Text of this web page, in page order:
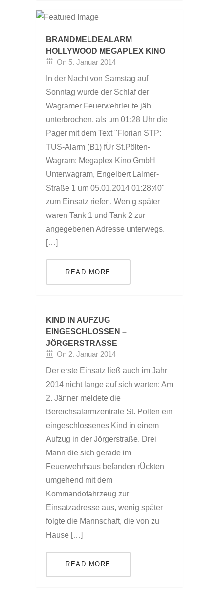
BRANDMELDEALARM
HOLLYWOOD MEGAPLEX KINO
On 5. Januar 2014
In der Nacht von Samstag auf
Sonntag wurde der Schlaf der
Wagramer Feuerwehrleute jäh
unterbrochen, als um 01:28 Uhr die
Pager mit dem Text "Florian STP:
TUS-Alarm (B1) fÜr St.Pölten-
Wagram: Megaplex Kino GmbH
Unterwagram, Engelbert Laimer-
Straße 1 um 05.01.2014 01:28:40"
zum Einsatz riefen. Wenig später
waren Tank 1 und Tank 2 zur
angegebenen Adresse unterwegs.
[…]
READ MORE
KIND IN AUFZUG
EINGESCHLOSSEN –
JÖRGERSTRASSE
On 2. Januar 2014
Der erste Einsatz ließ auch im Jahr
2014 nicht lange auf sich warten: Am
2. Jänner meldete die
Bereichsalarmzentrale St. Pölten ein
eingeschlossenes Kind in einem
Aufzug in der Jörgerstraße. Drei
Mann die sich gerade im
Feuerwehrhaus befanden rÜckten
umgehend mit dem
Kommandofahrzeug zur
Einsatzadresse aus, wenig später
folgte die Mannschaft, die von zu
Hause […]
READ MORE